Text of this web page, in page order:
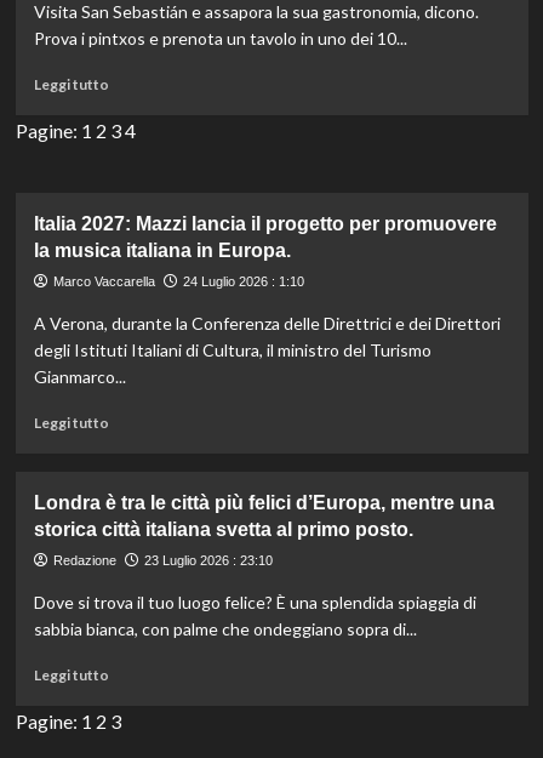
periodo
di
strategico
il
Visita San Sebastián e assapora la sua gastronomia, dicono.
Prova i pintxos e prenota un tavolo in uno dei 10...
Leggi tuttoLeggi
più
ristoranti
migliori
San
selezionati
da
un
del
Pagine: 1 2 34
Italia 2027: Mazzi lancia il progetto per promuovere
la musica italiana in Europa.
Marco Vaccarella 24 Luglio 2026 : 1:10
A Verona, durante la Conferenza delle Direttrici e dei Direttori
degli Istituti Italiani di Cultura, il ministro del Turismo
Gianmarco...
Leggi tuttoLeggi
Italia
2027:
Mazzi
il
progetto
promuovere
musica
Londra è tra le città più felici d’Europa, mentre una
storica città italiana svetta al primo posto.
Redazione 23 Luglio 2026 : 23:10
Dove si trova il tuo luogo felice? È una splendida spiaggia di
sabbia bianca, con palme che ondeggiano sopra di...
Leggi tuttoLeggi
più
Pagine: 1 2 3